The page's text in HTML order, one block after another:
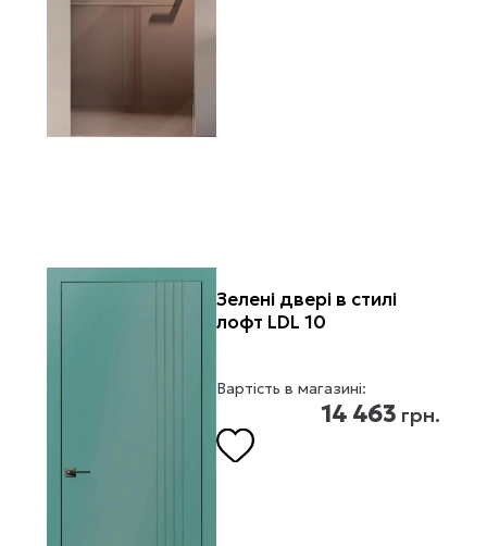
Зелені двері в стилі
лофт LDL 10
Вартість в магазині:
14 463 грн.